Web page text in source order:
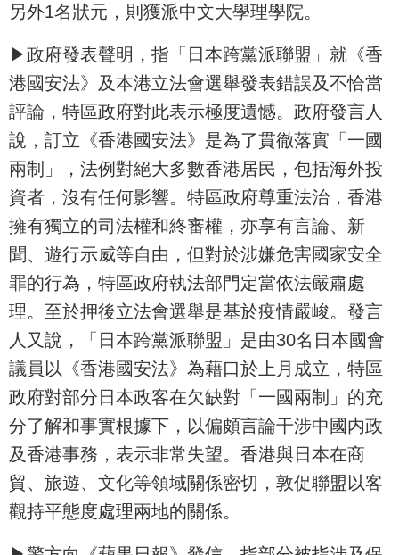
另外1名狀元，則獲派中文大學理學院。
▶政府發表聲明，指「日本跨黨派聯盟」就《香
港國安法》及本港立法會選舉發表錯誤及不恰當
評論，特區政府對此表示極度遺憾。政府發言人
說，訂立《香港國安法》是為了貫徹落實「一國
兩制」，法例對絕大多數香港居民，包括海外投
資者，沒有任何影響。特區政府尊重法治，香港
擁有獨立的司法權和終審權，亦享有言論、新
聞、遊行示威等自由，但對於涉嫌危害國家安全
罪的行為，特區政府執法部門定當依法嚴肅處
理。至於押後立法會選舉是基於疫情嚴峻。發言
人又說，「日本跨黨派聯盟」是由30名日本國會
議員以《香港國安法》為藉口於上月成立，特區
政府對部分日本政客在欠缺對「一國兩制」的充
分了解和事實根據下，以偏頗言論干涉中國内政
及香港事務，表示非常失望。香港與日本在商
貿、旅遊、文化等領域關係密切，敦促聯盟以客
觀持平態度處理兩地的關係。